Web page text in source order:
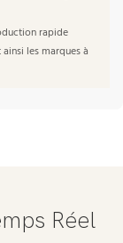
rapide
les marques à
Réel